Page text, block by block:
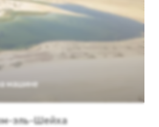
машине
эль-Шейха